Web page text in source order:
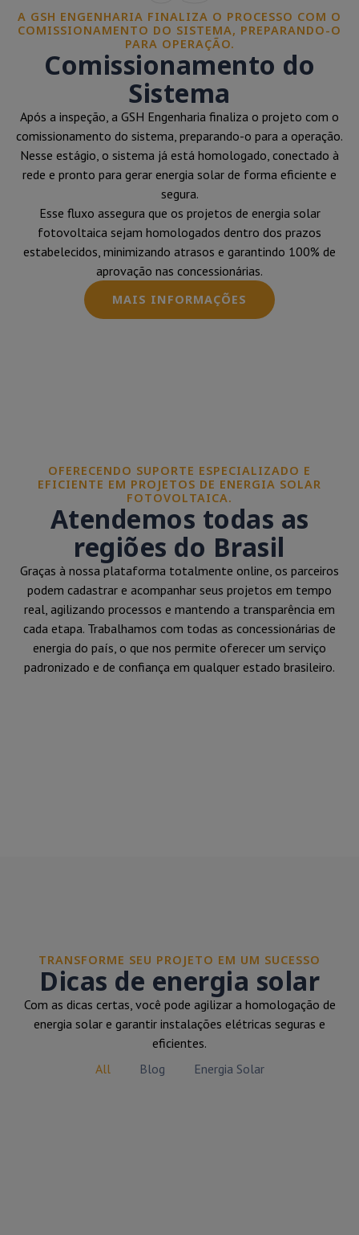
A GSH ENGENHARIA FINALIZA O PROCESSO COM O
COMISSIONAMENTO DO SISTEMA, PREPARANDO-O
PARA OPERAÇÃO.
Comissionamento do
Sistema
Após a inspeção, a GSH Engenharia finaliza o projeto com o
comissionamento do sistema, preparando-o para a operação.
Nesse estágio, o sistema já está homologado, conectado à
rede e pronto para gerar energia solar de forma eficiente e
segura.
Esse fluxo assegura que os projetos de energia solar
fotovoltaica sejam homologados dentro dos prazos
estabelecidos, minimizando atrasos e garantindo 100% de
aprovação nas concessionárias.
MAIS INFORMAÇÕES
OFERECENDO SUPORTE ESPECIALIZADO E
EFICIENTE EM PROJETOS DE ENERGIA SOLAR
FOTOVOLTAICA.
Atendemos todas as
regiões do Brasil
Graças à nossa plataforma totalmente online, os parceiros
podem cadastrar e acompanhar seus projetos em tempo
real, agilizando processos e mantendo a transparência em
cada etapa. Trabalhamos com todas as concessionárias de
energia do país, o que nos permite oferecer um serviço
padronizado e de confiança em qualquer estado brasileiro.
TRANSFORME SEU PROJETO EM UM SUCESSO
Dicas de energia solar
Com as dicas certas, você pode agilizar a homologação de
energia solar e garantir instalações elétricas seguras e
eficientes.
All
Blog Energia Solar